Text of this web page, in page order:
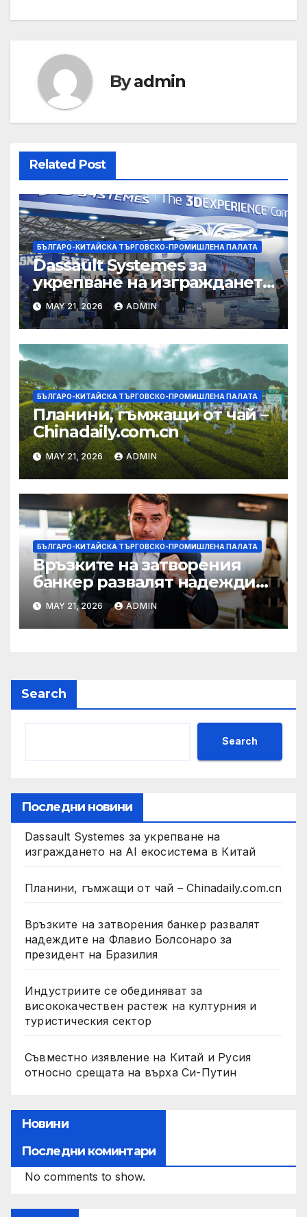
Byadmin
Related Post
БЪЛГАРО-КИТАЙСКА ТЪРГОВСКО-ПРОМИШЛЕНА ПАЛАТА
Dassault Systemes за
укрепване на изграждането
на AI екосистема в Китай
MAY 21, 2026 ADMIN
БЪЛГАРО-КИТАЙСКА ТЪРГОВСКО-ПРОМИШЛЕНА ПАЛАТА
Планини, гъмжащи от чай –
Chinadaily.com.cn
MAY 21, 2026 ADMIN
БЪЛГАРО-КИТАЙСКА ТЪРГОВСКО-ПРОМИШЛЕНА ПАЛАТА
Връзките на затворения
банкер развалят надеждите
на Флавио Болсонаро за
президент на Бразилия
MAY 21, 2026 ADMIN
Search
Search
Последни новини
Dassault Systemes за укрепване на
изграждането на AI екосистема в Китай
Планини, гъмжащи от чай – Chinadaily.com.cn
Връзките на затворения банкер развалят
надеждите на Флавио Болсонаро за
президент на Бразилия
Индустриите се обединяват за
висококачествен растеж на културния и
туристическия сектор
Съвместно изявление на Китай и Русия
относно срещата на върха Си-Путин
Новини
Последни коминтари
No comments to show.